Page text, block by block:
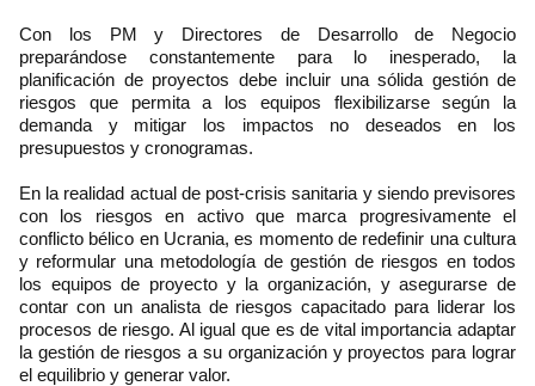
Con los PM y Directores de Desarrollo de Negocio
preparándose constantemente para lo inesperado, la
planificación de proyectos debe incluir una sólida gestión de
riesgos que permita a los equipos flexibilizarse según la
demanda y mitigar los impactos no deseados en los
presupuestos y cronogramas.
En la realidad actual de post-crisis sanitaria y siendo previsores
con los riesgos en activo que marca progresivamente el
conflicto bélico en Ucrania, es momento de redefinir una cultura
y reformular una metodología de gestión de riesgos en todos
los equipos de proyecto y la organización, y asegurarse de
contar con un analista de riesgos capacitado para liderar los
procesos de riesgo. Al igual que es de vital importancia adaptar
la gestión de riesgos a su organización y proyectos para lograr
el equilibrio y generar valor.